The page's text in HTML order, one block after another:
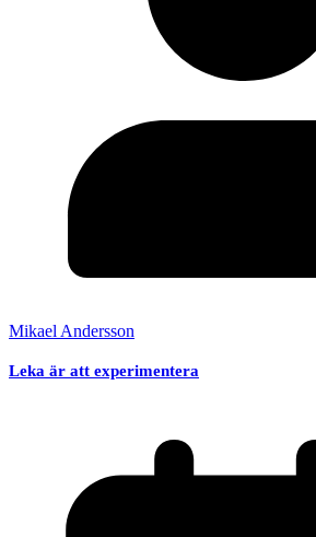
Mikael Andersson
Leka är att experimentera